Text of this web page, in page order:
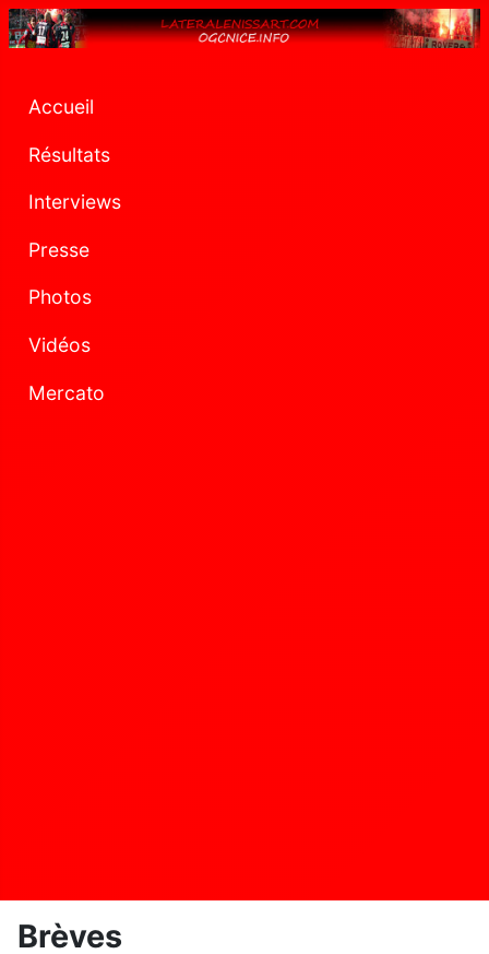
Accueil
Résultats
Interviews
Presse
Photos
Vidéos
Mercato
Brèves